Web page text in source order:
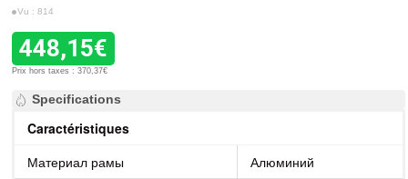
Vu : 814
448,15€
Prix hors taxes : 370,37€
Specifications
Caractéristiques
Материал рамы
Алюминий